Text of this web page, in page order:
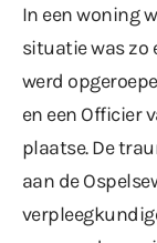
In een woning
situatie was
werd
en een Officier
plaatse. De
aan de